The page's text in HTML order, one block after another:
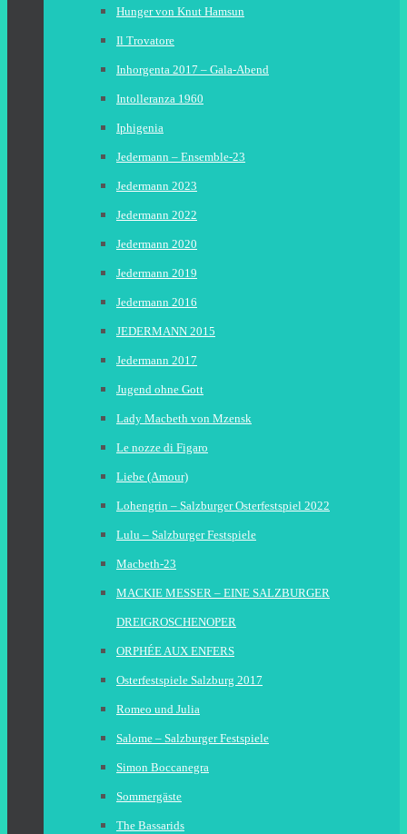
Hunger von Knut Hamsun
Il Trovatore
Inhorgenta 2017 – Gala-Abend
Intolleranza 1960
Iphigenia
Jedermann – Ensemble-23
Jedermann 2023
Jedermann 2022
Jedermann 2020
Jedermann 2019
Jedermann 2016
JEDERMANN 2015
Jedermann 2017
Jugend ohne Gott
Lady Macbeth von Mzensk
Le nozze di Figaro
Liebe (Amour)
Lohengrin – Salzburger Osterfestspiel 2022
Lulu – Salzburger Festspiele
Macbeth-23
MACKIE MESSER – EINE SALZBURGER
DREIGROSCHENOPER
ORPHÉE AUX ENFERS
Osterfestspiele Salzburg 2017
Romeo und Julia
Salome – Salzburger Festspiele
Simon Boccanegra
Sommergäste
The Bassarids